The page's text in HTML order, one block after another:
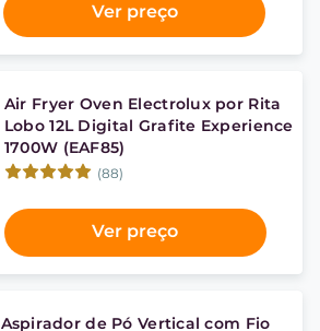
Ver preço
Air Fryer Oven Electrolux por Rita
Lobo 12L Digital Grafite Experience
1700W (EAF85)
(88)
Ver preço
Aspirador de Pó Vertical com Fio